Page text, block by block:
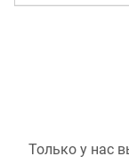
Только у нас